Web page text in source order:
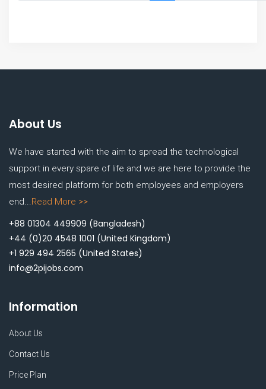
About Us
We have started with the aim to spread the technological
support in every spare of life and we are here to provide the
most desired platform for both employees and employers
end...Read More >>
+88 01304 449909 (Bangladesh)
+44 (0)20 4548 1001 (United Kingdom)
+1 929 494 2565 (United States)
info@2pijobs.com
Information
About Us
Contact Us
Price Plan